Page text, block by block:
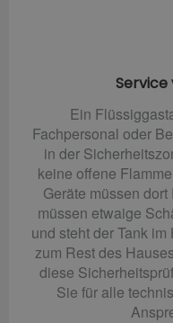
Ein
Fachpersonal oder
in der
keine offene
Geräte müssen
müssen etwaige
und steht der Tank
zum Rest des
diese
Sie für alle